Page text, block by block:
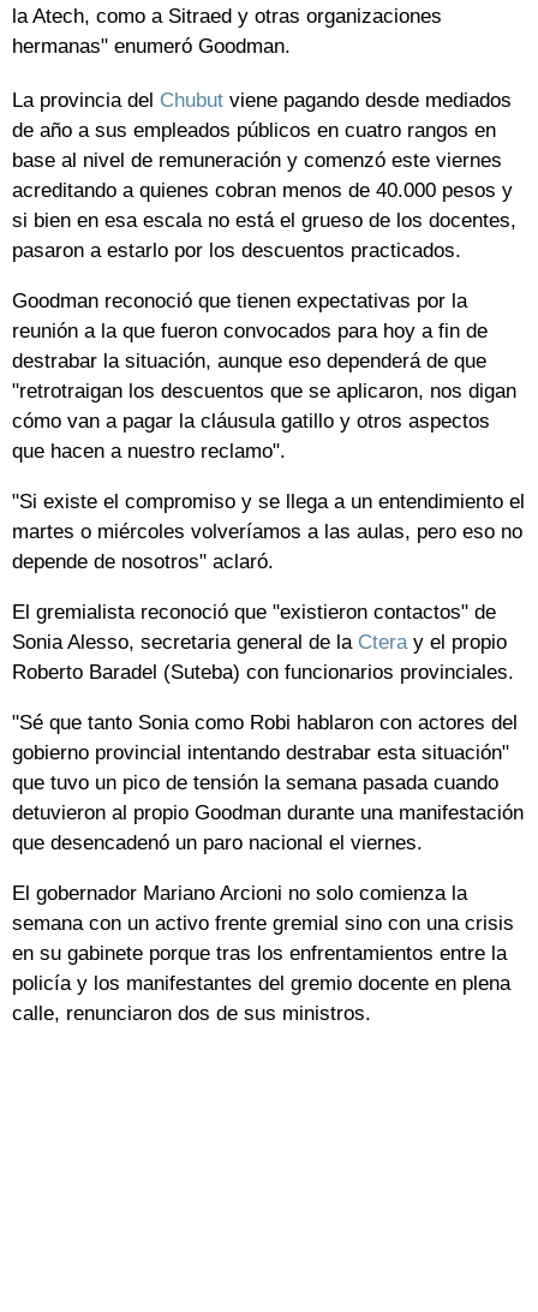
la Atech, como a Sitraed y otras organizaciones
hermanas" enumeró Goodman.
La provincia del Chubut viene pagando desde mediados
de año a sus empleados públicos en cuatro rangos en
base al nivel de remuneración y comenzó este viernes
acreditando a quienes cobran menos de 40.000 pesos y
si bien en esa escala no está el grueso de los docentes,
pasaron a estarlo por los descuentos practicados.
Goodman reconoció que tienen expectativas por la
reunión a la que fueron convocados para hoy a fin de
destrabar la situación, aunque eso dependerá de que
"retrotraigan los descuentos que se aplicaron, nos digan
cómo van a pagar la cláusula gatillo y otros aspectos
que hacen a nuestro reclamo".
"Si existe el compromiso y se llega a un entendimiento el
martes o miércoles volveríamos a las aulas, pero eso no
depende de nosotros" aclaró.
El gremialista reconoció que "existieron contactos" de
Sonia Alesso, secretaria general de la Cteray el propio
Roberto Baradel (Suteba) con funcionarios provinciales.
"Sé que tanto Sonia como Robi hablaron con actores del
gobierno provincial intentando destrabar esta situación"
que tuvo un pico de tensión la semana pasada cuando
detuvieron al propio Goodman durante una manifestación
que desencadenó un paro nacional el viernes.
El gobernador Mariano Arcioni no solo comienza la
semana con un activo frente gremial sino con una crisis
en su gabinete porque tras los enfrentamientos entre la
policía y los manifestantes del gremio docente en plena
calle, renunciaron dos de sus ministros.